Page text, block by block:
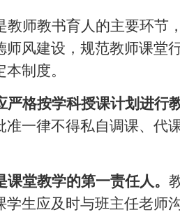
教师教书育人的主要环节
师风建设，规范教师课堂
制度。
严格按学科授课计划进行
准一律不得私自调课、代
课堂教学的第一责任人。
学生应及时与班主任老师